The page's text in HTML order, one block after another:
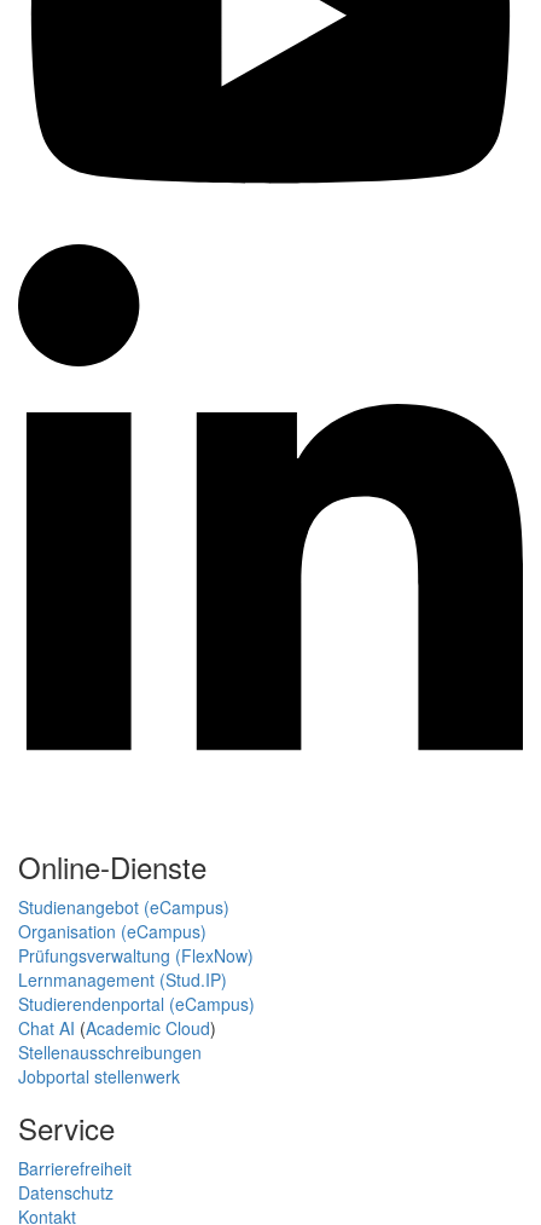
Online-Dienste
Studienangebot (eCampus)
Organisation (eCampus)
Prüfungsverwaltung (FlexNow)
Lernmanagement (Stud.IP)
Studierendenportal (eCampus)
Chat AI (Academic Cloud)
Stellenausschreibungen
Jobportal stellenwerk
Service
Barrierefreiheit
Datenschutz
Kontakt